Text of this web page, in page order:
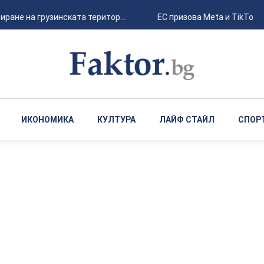
на грузинската територ... ЕС призова Meta и TikTok
ИКОНОМИКА КУЛТУРА ЛАЙФ СТАЙЛ